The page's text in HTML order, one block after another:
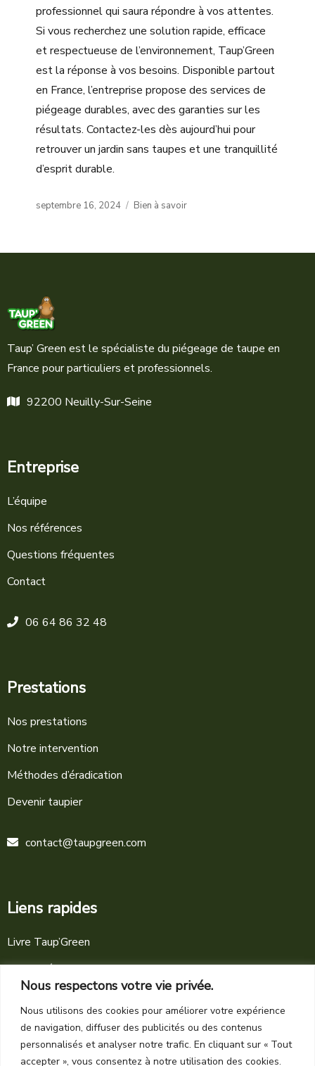
Nous respectons votre vie privée.
Nous utilisons des cookies pour améliorer votre expérience
de navigation, diffuser des publicités ou des contenus
personnalisés et analyser notre trafic. En cliquant sur « Tout
accepter », vous consentez à notre utilisation des cookies.
professionnel qui saura répondre à vos attentes.
Si vous recherchez une solution rapide, efficace
et respectueuse de l’environnement, Taup’Green
est la réponse à vos besoins. Disponible partout
en France, l’entreprise propose des services de
piégeage durables, avec des garanties sur les
résultats. Contactez-les dès aujourd’hui pour
retrouver un jardin sans taupes et une tranquillité
d’esprit durable.
Posted
septembre 16, 2024 Categories
Bien à savoir
Taup’ Green est le spécialiste du piégeage de taupe en
France pour particuliers et professionnels.
92200 Neuilly-Sur-Seine
Entreprise
L’équipe
Nos références
Questions fréquentes
Contact
06 64 86 32 48
Prestations
Nos prestations
Notre intervention
Méthodes d’éradication
Devenir taupier
contact@taupgreen.com
Liens rapides
Livre Taup’Green
Actualités
Mentions légales
Conditions générales